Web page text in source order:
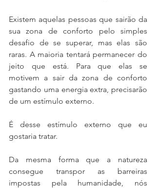
Existem aquelas pessoas que sairão da
sua zona de conforto pelo simples
desafio de se superar, mas elas são
raras. A maioria tentará permanecer do
jeito que está. Para que elas se
motivem a sair da zona de conforto
gastando uma energia extra, precisarão
de um estímulo externo.
É desse estímulo externo que eu
gostaria tratar.
Da mesma forma que a natureza
consegue transpor as barreiras
impostas pela humanidade, nós